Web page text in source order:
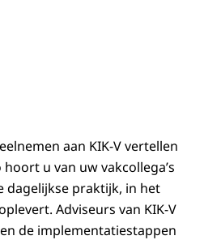
aan KIK-V vertellen
u van uw vakcollega’s
dagelijkse praktijk, in het
Adviseurs van KIK-V
de implementatiestappen